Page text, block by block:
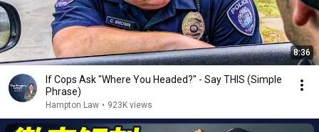
8:36
If Cops Ask "Where You Headed?" - Say THIS (Simple
Phrase)
Hampton Law • 923K views